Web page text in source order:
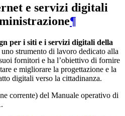
e servizi digitali
¶
per i siti e i servizi digitali della
uno strumento di lavoro dedicato alla
fornitori e ha l’obiettivo di fornire
e migliorare la progettazione e la
digitali verso la cittadinanza.
corrente) del Manuale operativo di
.